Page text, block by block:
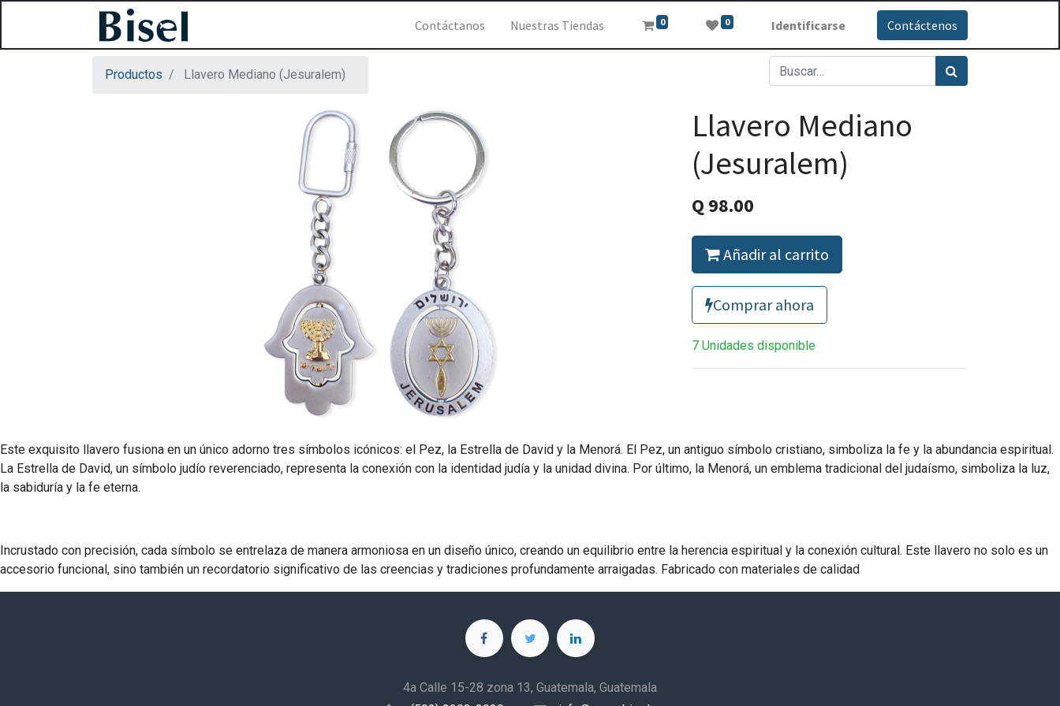
Contáctanos Nuestras Tiendas 0 0 Identificarse Contáctenos
Productos Llavero Mediano (Jesuralem)
Llavero Mediano
(Jesuralem)
Q 98.00
Añadir al carrito
Comprar ahora
7 Unidades disponible
Este exquisito llavero fusiona en un único adorno tres símbolos icónicos: el Pez, la Estrella de David y la Menorá. El Pez, un antiguo símbolo cristiano, simboliza la fe y la abundancia espiritual.
La Estrella de David, un símbolo judío reverenciado, representa la conexión con la identidad judía y la unidad divina. Por último, la Menorá, un emblema tradicional del judaísmo, simboliza la luz,
la sabiduría y la fe eterna.
Incrustado con precisión, cada símbolo se entrelaza de manera armoniosa en un diseño único, creando un equilibrio entre la herencia espiritual y la conexión cultural. Este llavero no solo es un
accesorio funcional, sino también un recordatorio significativo de las creencias y tradiciones profundamente arraigadas. Fabricado con materiales de calidad
4a Calle 15-28 zona 13, Guatemala, Guatemala